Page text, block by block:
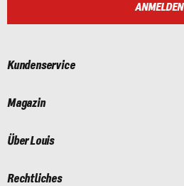
ANMELDEN
Kundenservice
Magazin
Über Louis
Rechtliches